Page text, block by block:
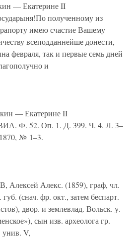
— Екатерине II
полученному из
имею счастие Вашему
всеподданнейше донести,
февраля, так и первые семь дней
и
— Екатерине II
Ф. 52. Оп. 1. Д. 399. Ч. 4. Л. 3–
№ 1–3.
Алекс. (1859), граф, чл.
(снач. фр. окт., затем беспарт.
двор. и землевлад. Вольск. у.
сын изв. археолога гр.
V,